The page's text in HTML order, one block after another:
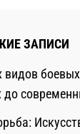
ЗАПИСИ
до